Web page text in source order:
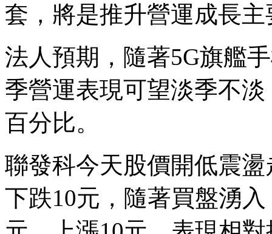
套，將是推升營運成長
法人預期，隨著5G旗艦
季營運表現可望淡季不
百分比。
聯發科今天股價開低震
下跌10元，隨著買盤湧